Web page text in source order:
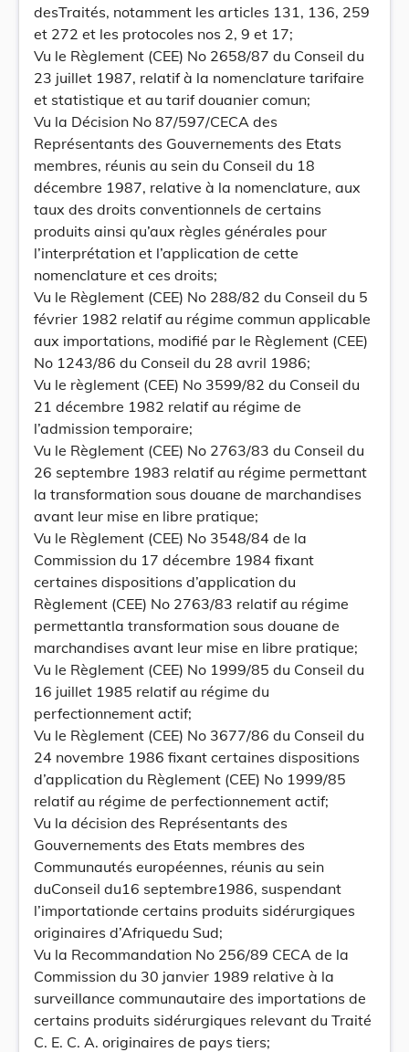
desTraités, notamment les articles 131, 136, 259
et 272 et les protocoles nos 2, 9 et 17;
Vu le Règlement (CEE) No 2658/87 du Conseil du
23 juillet 1987, relatif à la nomenclature tarifaire
et statistique et au tarif douanier comun;
Vu la Décision No 87/597/CECA des
Représentants des Gouvernements des Etats
membres, réunis au sein du Conseil du 18
décembre 1987, relative à la nomenclature, aux
taux des droits conventionnels de certains
produits ainsi qu’aux règles générales pour
l’interprétation et l’application de cette
nomenclature et ces droits;
Vu le Règlement (CEE) No 288/82 du Conseil du 5
février 1982 relatif au régime commun applicable
aux importations, modifié par le Règlement (CEE)
No 1243/86 du Conseil du 28 avril 1986;
Vu le règlement (CEE) No 3599/82 du Conseil du
21 décembre 1982 relatif au régime de
l’admission temporaire;
Vu le Règlement (CEE) No 2763/83 du Conseil du
26 septembre 1983 relatif au régime permettant
la transformation sous douane de marchandises
avant leur mise en libre pratique;
Vu le Règlement (CEE) No 3548/84 de la
Commission du 17 décembre 1984 fixant
certaines dispositions d’application du
Règlement (CEE) No 2763/83 relatif au régime
permettantla transformation sous douane de
marchandises avant leur mise en libre pratique;
Vu le Règlement (CEE) No 1999/85 du Conseil du
16 juillet 1985 relatif au régime du
perfectionnement actif;
Vu le Règlement (CEE) No 3677/86 du Conseil du
24 novembre 1986 fixant certaines dispositions
d’application du Règlement (CEE) No 1999/85
relatif au régime de perfectionnement actif;
Vu la décision des Représentants des
Gouvernements des Etats membres des
Communautés européennes, réunis au sein
duConseil du16 septembre1986, suspendant
l’importationde certains produits sidérurgiques
originaires d’Afriquedu Sud;
Vu la Recommandation No 256/89 CECA de la
Commission du 30 janvier 1989 relative à la
surveillance communautaire des importations de
certains produits sidérurgiques relevant du Traité
C. E. C. A. originaires de pays tiers;